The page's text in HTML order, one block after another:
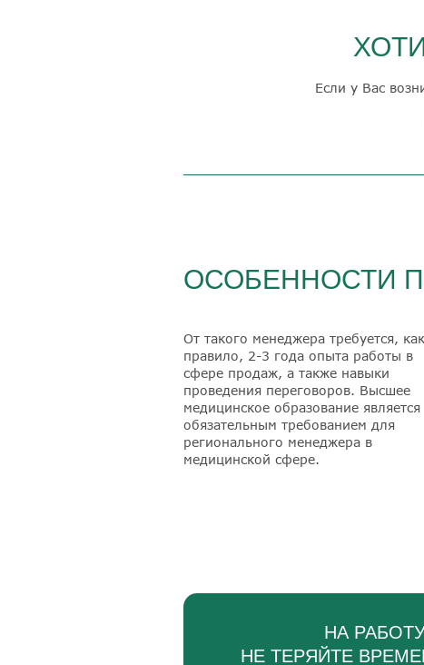
Если у Вас
ОСОБЕННОСТИ
От такого менеджера требуется, как
правило, 2-3 года опыта работы в
сфере продаж, а также навыки
проведения переговоров. Высшее
медицинское образование является
обязательным требованием для
регионального менеджера в
медицинской сфере.
НА
НЕ ТЕРЯЙТЕ